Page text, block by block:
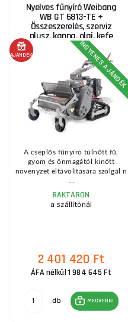
Nyelves fűnyíró Weibang
WB GT 6813-TE +
Összeszerelés, szerviz
plusz, kanna, olaj, kefe
AJÁNDÉK INGYENES AJÁNDÉK
A cséplős fűnyíró túlnőtt fű,
gyom és önmagától kinőtt
növényzet eltávolítására szolgál n
RAKTÁRON
a szállítónál
2 401 420 Ft
ÁFA nélkül 1 984 645 Ft
db MEGVENNI